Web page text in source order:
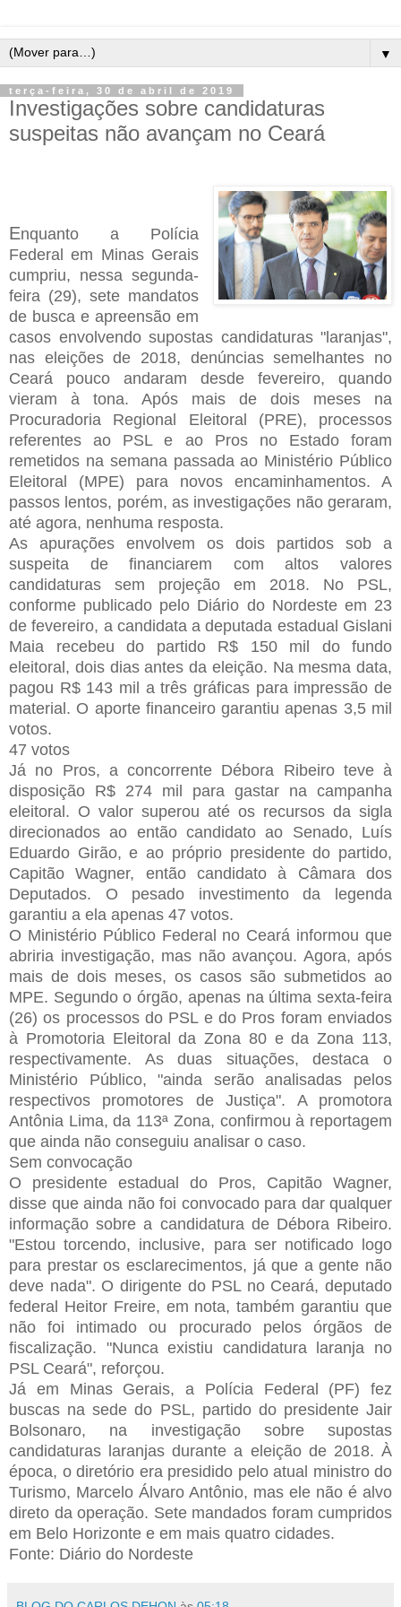
▼
terça-feira, 30 de abril de 2019
Investigações sobre candidaturas
suspeitas não avançam no Ceará
Enquanto a Polícia
Federal em Minas Gerais
cumpriu, nessa segunda-
feira (29), sete mandatos
de busca e apreensão em
casos envolvendo supostas candidaturas "laranjas",
nas eleições de 2018, denúncias semelhantes no
Ceará pouco andaram desde fevereiro, quando
vieram à tona. Após mais de dois meses na
Procuradoria Regional Eleitoral (PRE), processos
referentes ao PSL e ao Pros no Estado foram
remetidos na semana passada ao Ministério Público
Eleitoral (MPE) para novos encaminhamentos. A
passos lentos, porém, as investigações não geraram,
até agora, nenhuma resposta.
As apurações envolvem os dois partidos sob a
suspeita de financiarem com altos valores
candidaturas sem projeção em 2018. No PSL,
conforme publicado pelo Diário do Nordeste em 23
de fevereiro, a candidata a deputada estadual Gislani
Maia recebeu do partido R$ 150 mil do fundo
eleitoral, dois dias antes da eleição. Na mesma data,
pagou R$ 143 mil a três gráficas para impressão de
material. O aporte financeiro garantiu apenas 3,5 mil
votos.
47 votos
Já no Pros, a concorrente Débora Ribeiro teve à
disposição R$ 274 mil para gastar na campanha
eleitoral. O valor superou até os recursos da sigla
direcionados ao então candidato ao Senado, Luís
Eduardo Girão, e ao próprio presidente do partido,
Capitão Wagner, então candidato à Câmara dos
Deputados. O pesado investimento da legenda
garantiu a ela apenas 47 votos.
O Ministério Público Federal no Ceará informou que
abriria investigação, mas não avançou. Agora, após
mais de dois meses, os casos são submetidos ao
MPE. Segundo o órgão, apenas na última sexta-feira
(26) os processos do PSL e do Pros foram enviados
à Promotoria Eleitoral da Zona 80 e da Zona 113,
respectivamente. As duas situações, destaca o
Ministério Público, "ainda serão analisadas pelos
respectivos promotores de Justiça". A promotora
Antônia Lima, da 113ª Zona, confirmou à reportagem
que ainda não conseguiu analisar o caso.
Sem convocação
O presidente estadual do Pros, Capitão Wagner,
disse que ainda não foi convocado para dar qualquer
informação sobre a candidatura de Débora Ribeiro.
"Estou torcendo, inclusive, para ser notificado logo
para prestar os esclarecimentos, já que a gente não
deve nada". O dirigente do PSL no Ceará, deputado
federal Heitor Freire, em nota, também garantiu que
não foi intimado ou procurado pelos órgãos de
fiscalização. "Nunca existiu candidatura laranja no
PSL Ceará", reforçou.
Já em Minas Gerais, a Polícia Federal (PF) fez
buscas na sede do PSL, partido do presidente Jair
Bolsonaro, na investigação sobre supostas
candidaturas laranjas durante a eleição de 2018. À
época, o diretório era presidido pelo atual ministro do
Turismo, Marcelo Álvaro Antônio, mas ele não é alvo
direto da operação. Sete mandados foram cumpridos
em Belo Horizonte e em mais quatro cidades.
Fonte: Diário do Nordeste